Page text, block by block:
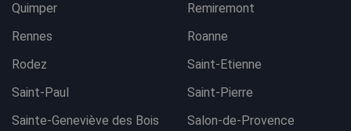
Quimper
Remiremont
Rennes
Roanne
Rodez
Saint-Etienne
Saint-Paul
Saint-Pierre
Sainte-Geneviève des Bois
Salon-de-Provence